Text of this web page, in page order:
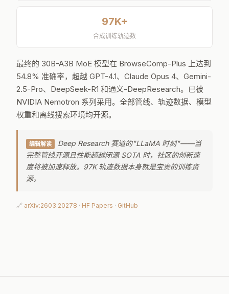
97K+
合成训练轨迹数
最终的 30B-A3B MoE 模型在 BrowseComp-Plus 上达到
54.8% 准确率，超越 GPT-4.1、Claude Opus 4、Gemini-
2.5-Pro、DeepSeek-R1 和通义-DeepResearch。已被
NVIDIA Nemotron 系列采用。全部管线、轨迹数据、模型
权重和离线搜索环境均开源。
编辑解读
Deep Research 赛道的"LLaMA 时刻"——当
完整管线开源且性能超越闭源 SOTA 时，社区的创新速
度将被加速释放。97K 轨迹数据本身就是宝贵的训练资
源。
🔗 arXiv:2603.20278 · HF Papers · GitHub